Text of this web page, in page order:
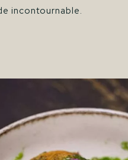
incontournable.